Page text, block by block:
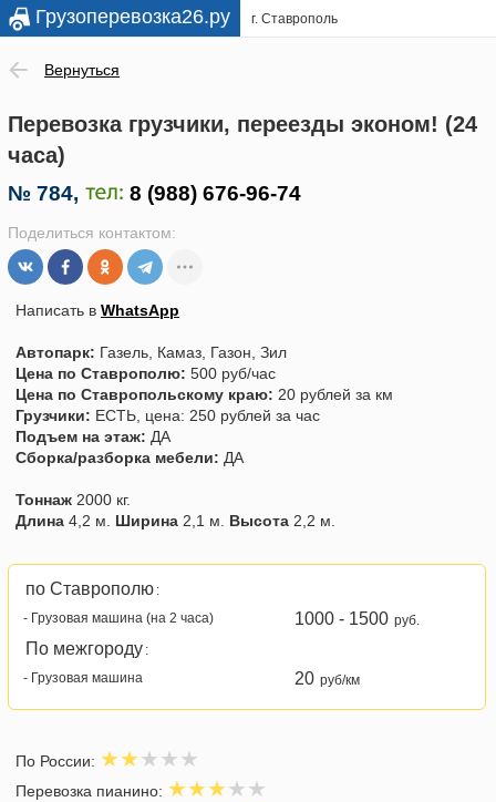
Грузоперевозка26.ру г. Ставрополь
Вернуться
Перевозка грузчики, переезды эконом! (24
часа)
№ 784,
Поделиться контактом:
Написать в WhatsApp
Автопарк: Газель, Камаз, Газон, Зил
Цена по Ставрополю: 500 руб/час
Цена по Ставропольскому краю: 20 рублей за км
Грузчики: ЕСТЬ, цена: 250 рублей за час
Подъем на этаж: ДА
Сборка/разборка мебели: ДА
Тоннаж 2000 кг.
Длина 4,2 м. Ширина 2,1 м. Высота 2,2 м.
по Ставрополю :
- Грузовая машина (на 2 часа)
1000 - 1500 руб.
По межгороду :
- Грузовая машина
20 руб/км
По России:
Перевозка пианино: